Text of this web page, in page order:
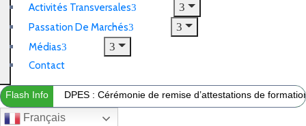
Activités Transversales
Passation De Marchés
Médias
Contact
Flash Info DPES : Cérémonie de remise d’attestations de
Français